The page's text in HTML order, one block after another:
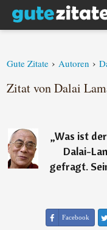
Gute Zitate › Autoren ›
Zitat von Dalai
„Was ist
Dalai-
gefragt.
Facebook